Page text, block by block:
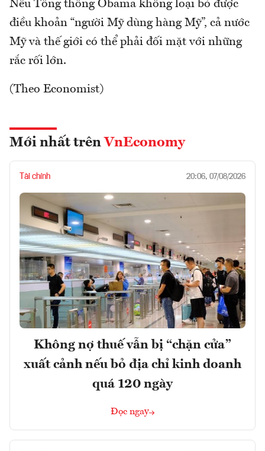
Nếu Tổng thống Obama không loại bỏ được
điều khoản “người Mỹ dùng hàng Mỹ”, cả nước
Mỹ và thế giới có thể phải đối mặt với những
rắc rối lớn.
(Theo Economist)
Mới nhất trên VnEconomy
Tài chính 20:06, 07/08/2026
Không nợ thuế vẫn bị “chặn cửa”
xuất cảnh nếu bỏ địa chỉ kinh doanh
quá 120 ngày
Đọc ngay